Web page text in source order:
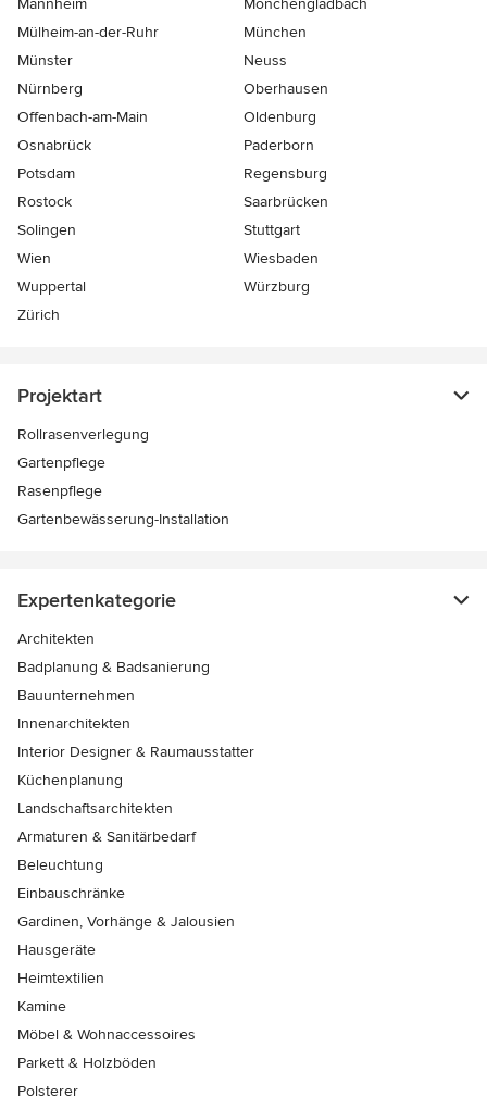
Mannheim
Mönchen­gladbach
Mülheim-an-der-Ruhr
München
Münster
Neuss
Nürnberg
Oberhausen
Offenbach-am-Main
Oldenburg
Osnabrück
Paderborn
Potsdam
Regensburg
Rostock
Saarbrücken
Solingen
Stuttgart
Wien
Wiesbaden
Wuppertal
Würzburg
Zürich
Projektart
Rollrasenverlegung
Gartenpflege
Rasenpflege
Gartenbewässerung-Installation
Expertenkategorie
Architekten
Badplanung & Badsanierung
Bauunternehmen
Innenarchitekten
Interior Designer & Raumausstatter
Küchenplanung
Landschaftsarchitekten
Armaturen & Sanitärbedarf
Beleuchtung
Einbauschränke
Gardinen, Vorhänge & Jalousien
Hausgeräte
Heimtextilien
Kamine
Möbel & Wohnaccessoires
Parkett & Holzböden
Polsterer